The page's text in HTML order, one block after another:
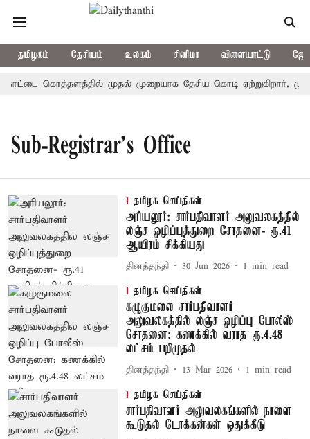
தமிழகம் தேசியம் உலகம் சினிமா விளையாட்டு
கோட்டை கொத்தளத்தில் முதல் முறையாக தேசிய கொடி ஏற்றுகிறார்,
Sub-Registrar's Office
தமிழக செய்திகள்
அரியலூர்: சார்பதிவாளர் அலுவலகத்தில்
லஞ்ச ஒழிப்புத்துறை சோதனை- ரூ.41
ஆயிரம் சிக்கியது
தினத்தந்தி 30 Jun 2026 1 min read
தமிழக செய்திகள்
கழுகுமலை சார்பதிவாளர்
அலுவலகத்தில் லஞ்ச ஒழிப்பு போலீஸ்
சோதனை: கணக்கில் வராத ரூ.4.48
லட்சம் பறிமுதல்
தினத்தந்தி 13 Mar 2026 1 min read
தமிழக செய்திகள்
சார்பதிவாளர் அலுவலகங்களில் நாளை
கூடுதல் டோக்கன்கள் ஒதுக்கீடு